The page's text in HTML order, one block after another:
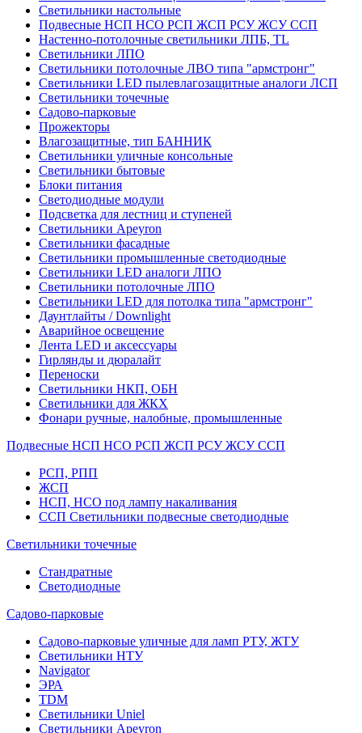
Светильники настольные
Подвесные НСП НСО РСП ЖСП РСУ ЖСУ ССП
Настенно-потолочные светильники ЛПБ, TL
Светильники ЛПО
Светильники потолочные ЛВО типа "армстронг"
Светильники LED пылевлагозащитные аналоги ЛСП
Светильники точечные
Садово-парковые
Прожекторы
Влагозащитные, тип БАННИК
Светильники уличные консольные
Светильники бытовые
Блоки питания
Светодиодные модули
Подсветка для лестниц и ступеней
Светильники Apeyron
Светильники фасадные
Светильники промышленные светодиодные
Светильники LED аналоги ЛПО
Светильники потолочные ЛПО
Светильники LED для потолка типа "армстронг"
Даунтлайты / Downlight
Аварийное освещение
Лента LED и аксессуары
Гирлянды и дюралайт
Переноски
Светильники НКП, ОБН
Светильники для ЖКХ
Фонари ручные, налобные, промышленные
Подвесные НСП НСО РСП ЖСП РСУ ЖСУ ССП
РСП, РПП
ЖСП
НСП, НСО под лампу накаливания
ССП Светильники подвесные светодиодные
Светильники точечные
Стандратные
Светодиодные
Садово-парковые
Садово-парковые уличные для ламп РТУ, ЖТУ
Светильники НТУ
Navigator
ЭРА
TDM
Светильники Uniel
Светильники Apeyron